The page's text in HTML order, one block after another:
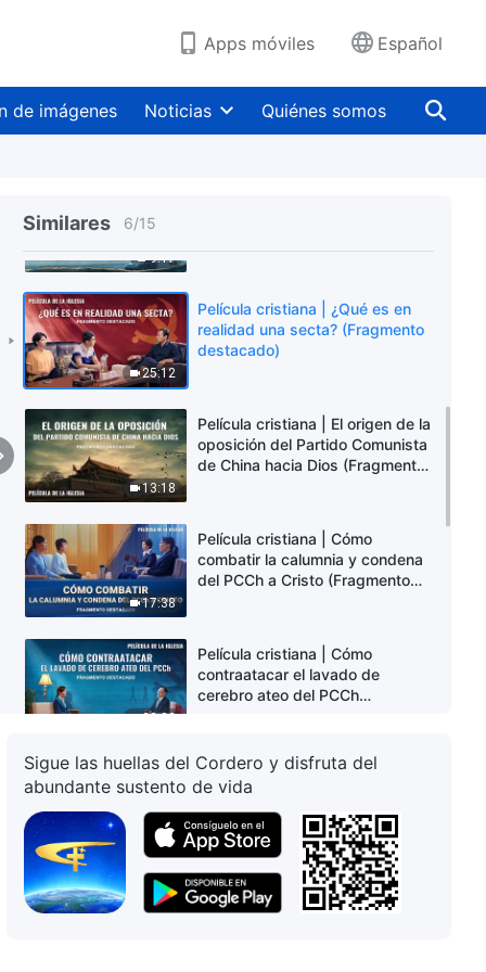
Apps móviles Español
de imágenes Noticias Quiénes somos
Similares 6/15
(Fragmento destacado)
9:17
a la Iglesia de Dios
25:12
Película cristiana | ¿Qué es en
realidad una secta? (Fragmento
destacado)
13:18
Película cristiana | El origen de la
oposición del Partido Comunista
de China hacia Dios (Fragmento
17:38
Película cristiana | Cómo
combatir la calumnia y condena
del PCCh a Cristo (Fragmento
23:22
Película cristiana | Cómo
contraatacar el lavado de
cerebro ateo del PCCh
15:14
Película cristiana | Por qué odia
el PCCh la aparición y obra de
Dios (Fragmento destacado)
Película cristiana | Después de
todo, ¿quién está separando a
Sigue las huellas del Cordero y disfruta del
abundante sustento de vida